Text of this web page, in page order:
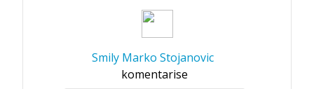
Smily Marko Stojanovic
komentarise